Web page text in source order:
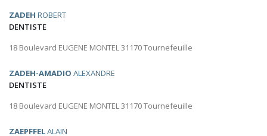
ZADEH ROBERT
DENTISTE
18 Boulevard EUGENE MONTEL 31170 Tournefeuille
ZADEH-AMADIO ALEXANDRE
DENTISTE
18 Boulevard EUGENE MONTEL 31170 Tournefeuille
ZAEPFFELALAIN